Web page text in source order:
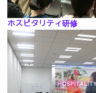
ホスピタリティ研修